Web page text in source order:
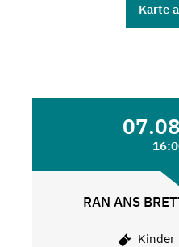
Karte
RAN ANS
Kinder